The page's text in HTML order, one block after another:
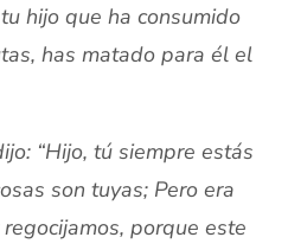
hijo que ha consumido
has matado para él el
“Hijo, tú siempre estás
son tuyas; Pero era
porque este